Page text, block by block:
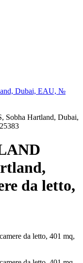
Dubai, EAU, №
Hartland, Dubai,
da letto,